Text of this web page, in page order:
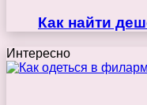
Как найти
Интересно